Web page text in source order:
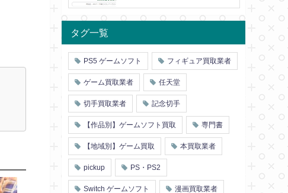
タグ一覧
PS5 ゲームソフト フィギュア買取業者
ゲーム買取業者 任天堂
切手買取業者 記念切手
【作品別】ゲームソフト買取 専門書
【地域別】ゲーム買取 本買取業者
pickup PS・PS2
Switch ゲームソフト 漫画買取業者